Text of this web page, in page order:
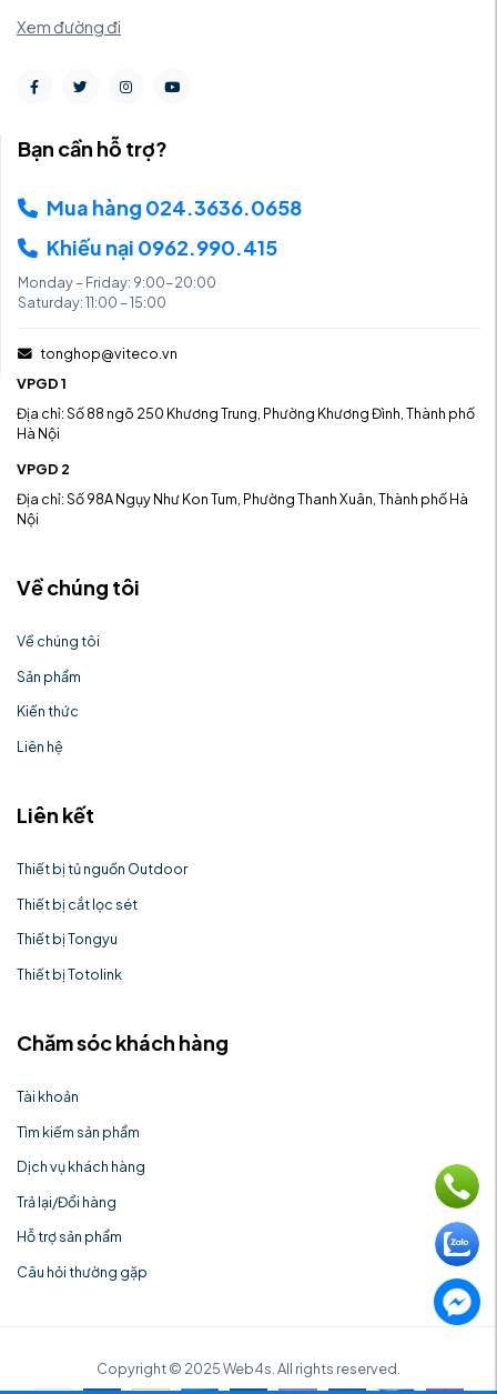
Xem đường đi
Bạn cần hỗ trợ?
Mua hàng 024.3636.0658
Khiếu nại 0962.990.415
Monday – Friday: 9:00-20:00
Saturday: 11:00 – 15:00
tonghop@viteco.vn
VPGD 1
Địa chỉ: Số 88 ngõ 250 Khương Trung, Phường Khương Đình, Thành phố
Hà Nội
VPGD 2
Địa chỉ: Số 98A Ngụy Như Kon Tum, Phường Thanh Xuân, Thành phố Hà
Nội
Về chúng tôi
Về chúng tôi
Sản phẩm
Kiến thức
Liên hệ
Liên kết
Thiết bị tủ nguồn Outdoor
Thiết bị cắt lọc sét
Thiết bị Tongyu
Thiết bị Totolink
Chăm sóc khách hàng
Tài khoản
Tìm kiếm sản phẩm
Dịch vụ khách hàng
Trả lại/Đổi hàng
Hỗ trợ sản phẩm
Câu hỏi thường gặp
Copyright © 2025 Web4s. All rights reserved.